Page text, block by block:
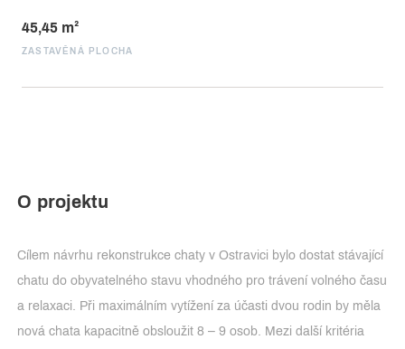
45,45 m²
ZASTAVĚNÁ PLOCHA
O projektu
Cílem návrhu rekonstrukce chaty v Ostravici bylo dostat stávající
chatu do obyvatelného stavu vhodného pro trávení volného času
a relaxaci. Při maximálním vytížení za účasti dvou rodin by měla
nová chata kapacitně obsloužit 8 – 9 osob. Mezi další kritéria